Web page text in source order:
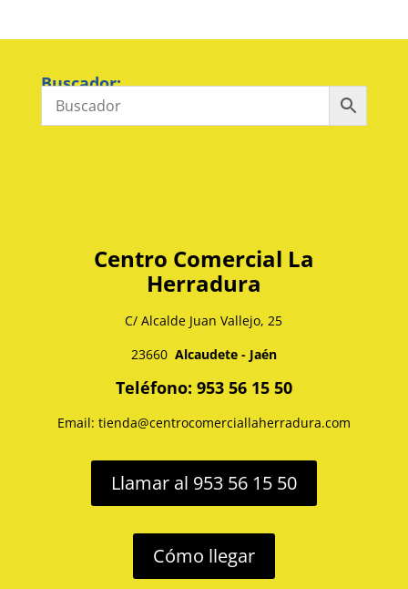
Buscador:
Centro Comercial La
Herradura
C/ Alcalde Juan Vallejo, 25
23660 Alcaudete - Jaén
Teléfono: 953 56 15 50
Email: tienda@centrocomerciallaherradura.com
Llamar al 953 56 15 50
Cómo llegar